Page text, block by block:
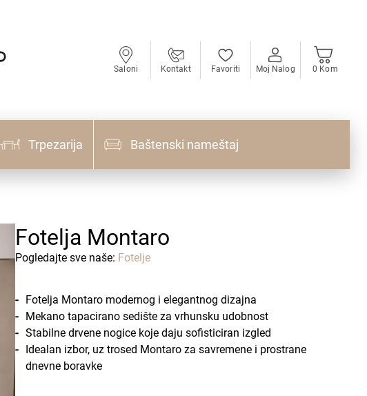
Saloni Kontakt Favoriti Moj Nalog 0 Kom
Trpezarija Baštenski nameštaj
Fotelja Montaro
Pogledajte sve naše: Fotelje
Fotelja Montaro modernog i elegantnog dizajna
Mekano tapacirano sedište za vrhunsku udobnost
Stabilne drvene nogice koje daju sofisticiran izgled
Idealan izbor, uz trosed Montaro za savremene i prostrane
dnevne boravke